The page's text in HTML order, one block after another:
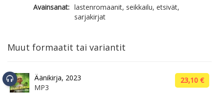
Avainsanat: lastenromaanit, seikkailu, etsivät,
sarjakirjat
Muut formaatit tai variantit
Äänikirja, 2023
MP3
23,10 €